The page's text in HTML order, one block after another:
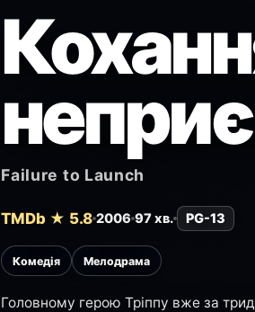
Failure to Launch
TMDb ★ 5.8 2006 97 хв. PG-13
Комедія Мелодрама
Головному герою Тріппу вже за